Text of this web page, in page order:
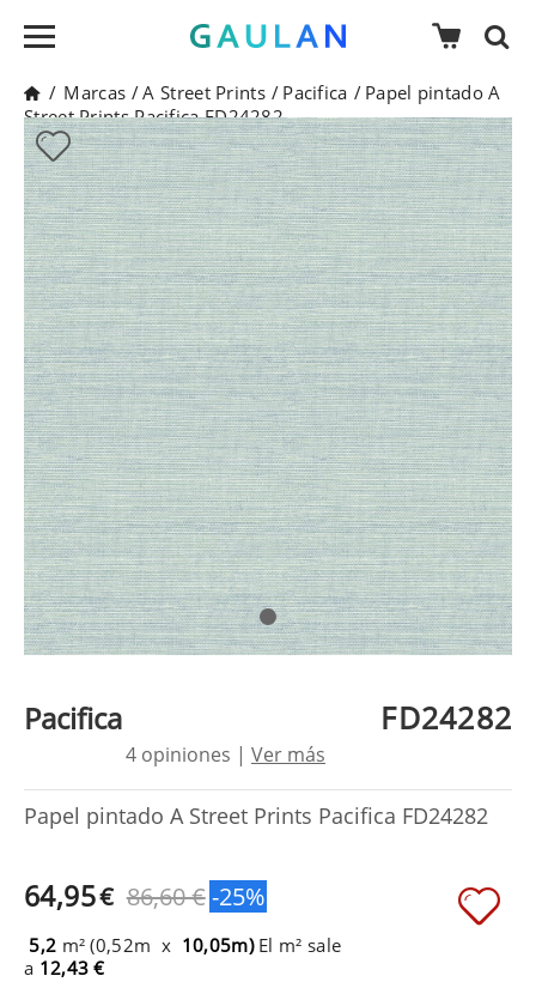
/ Marcas /A Street Prints / Pacifica / Papel pintado A
Street Prints Pacifica FD24282
Pacifica FD24282
4 opiniones | Ver más
Papel pintado A Street Prints Pacifica FD24282
64,95€ 86,60 €-25%
5,2 m² (0,52m x 10,05m) El m² sale
a 12,43 €